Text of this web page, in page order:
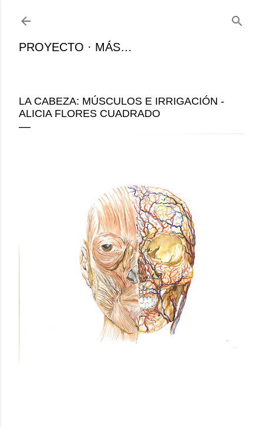
Ir al contenido principal
PROYECTO MÁS…
LA CABEZA: MÚSCULOS E IRRIGACIÓN -
ALICIA FLORES CUADRADO